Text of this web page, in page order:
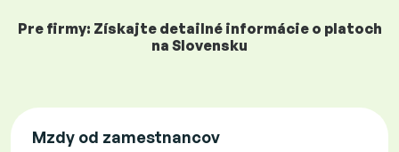
Pre firmy: Získajte detailné informácie o platoch
na Slovensku
Mzdy od zamestnancov